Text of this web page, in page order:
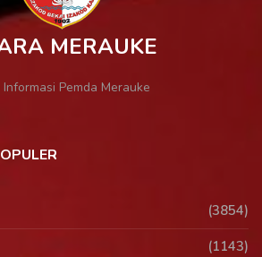
MERAUKE
Pemda Merauke
(3854)
(1143)